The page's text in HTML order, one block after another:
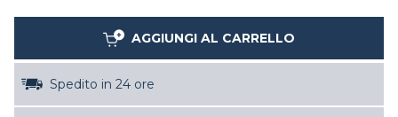
AGGIUNGI AL CARRELLO
Spedito in 24 ore